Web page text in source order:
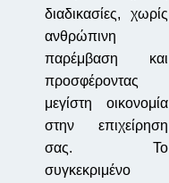
διαδικασίες, χωρίς
ανθρώπινη
παρέμβαση και
προσφέροντας
μεγίστη οικονομία
στην επιχείρηση
σας. Το
συγκεκριμένο